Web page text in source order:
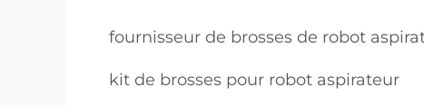
fournisseur de brosses de robot
kit de brosses pour robot aspirateur